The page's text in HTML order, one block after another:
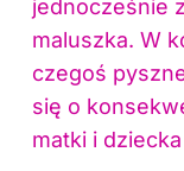
jednocześnie
maluszka. W
czegoś
się o
matki i